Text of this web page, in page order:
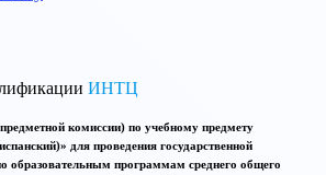
ИНТЦ
комиссии) по учебному предмету
для проведения государственной
образовательным программам среднего общего